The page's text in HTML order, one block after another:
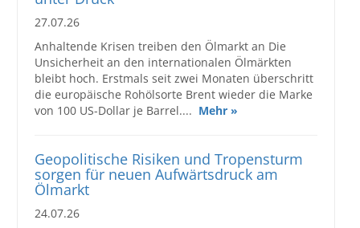
27.07.26
Anhaltende Krisen treiben den Ölmarkt an Die
Unsicherheit an den internationalen Ölmärkten
bleibt hoch. Erstmals seit zwei Monaten überschritt
die europäische Rohölsorte Brent wieder die Marke
von 100 US-Dollar je Barrel.... Mehr »
Geopolitische Risiken und Tropensturm
sorgen für neuen Aufwärtsdruck am
Ölmarkt
24.07.26